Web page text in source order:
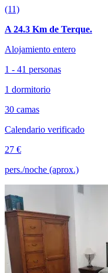
(11)
A 24.3 Km de Terque.
Alojamiento entero
1 - 41 personas
1 dormitorio
30 camas
Calendario verificado
27 €
pers./noche (aprox.)